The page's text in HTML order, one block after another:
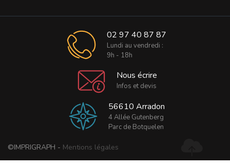
02 97 40 87 87
Lundi au vendredi :
9h - 18h
Nous écrire
Infos et devis
56610 Arradon
4 Allée Gutenberg
Parc de Botquelen
©IMPRIGRAPH - Mentions légales